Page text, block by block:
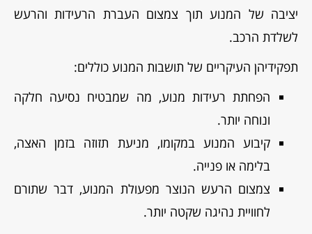
יציבה של המנוע תוך צמצום העברת הרעידות והרעש
לשלדת הרכב.
תפקידיהן העיקריים של תושבות המנוע כוללים:
הפחתת רעידות מנוע, מה שמבטיח נסיעה חלקה
ונוחה יותר.
קיבוע המנוע במקומו, מניעת תזוזה בזמן האצה,
בלימה או פנייה.
צמצום הרעש הנוצר מפעולת המנוע, דבר שתורם
לחוויית נהיגה שקטה יותר.